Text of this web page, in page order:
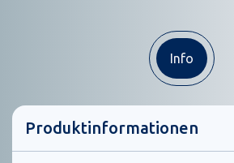
Info
Produktinformationen